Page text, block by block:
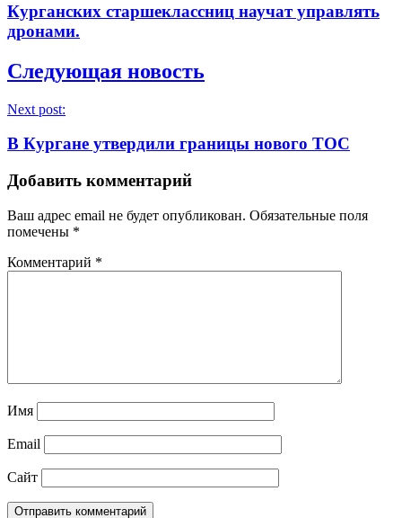
Курганских старшеклассниц научат управлять
дронами.
Следующая новость
Next post:
В Кургане утвердили границы нового ТОС
Добавить комментарий
Ваш адрес email не будет опубликован. Обязательные поля
помечены *
Комментарий *
Имя
Email
Сайт